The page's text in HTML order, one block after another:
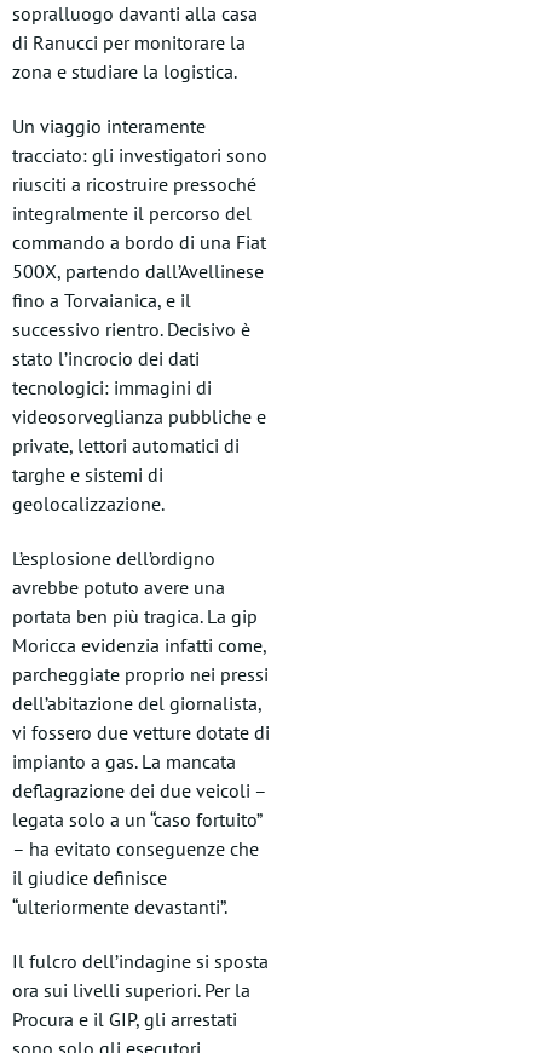
sopralluogo davanti alla casa
di Ranucci per monitorare la
zona e studiare la logistica.
Un viaggio interamente
tracciato: gli investigatori sono
riusciti a ricostruire pressoché
integralmente il percorso del
commando a bordo di una Fiat
500X, partendo dall’Avellinese
fino a Torvaianica, e il
successivo rientro. Decisivo è
stato l’incrocio dei dati
tecnologici: immagini di
videosorveglianza pubbliche e
private, lettori automatici di
targhe e sistemi di
geolocalizzazione.
L’esplosione dell’ordigno
avrebbe potuto avere una
portata ben più tragica. La gip
Moricca evidenzia infatti come,
parcheggiate proprio nei pressi
dell’abitazione del giornalista,
vi fossero due vetture dotate di
impianto a gas. La mancata
deflagrazione dei due veicoli –
legata solo a un “caso fortuito”
– ha evitato conseguenze che
il giudice definisce
“ulteriormente devastanti”.
Il fulcro dell’indagine si sposta
ora sui livelli superiori. Per la
Procura e il GIP, gli arrestati
sono solo gli esecutori